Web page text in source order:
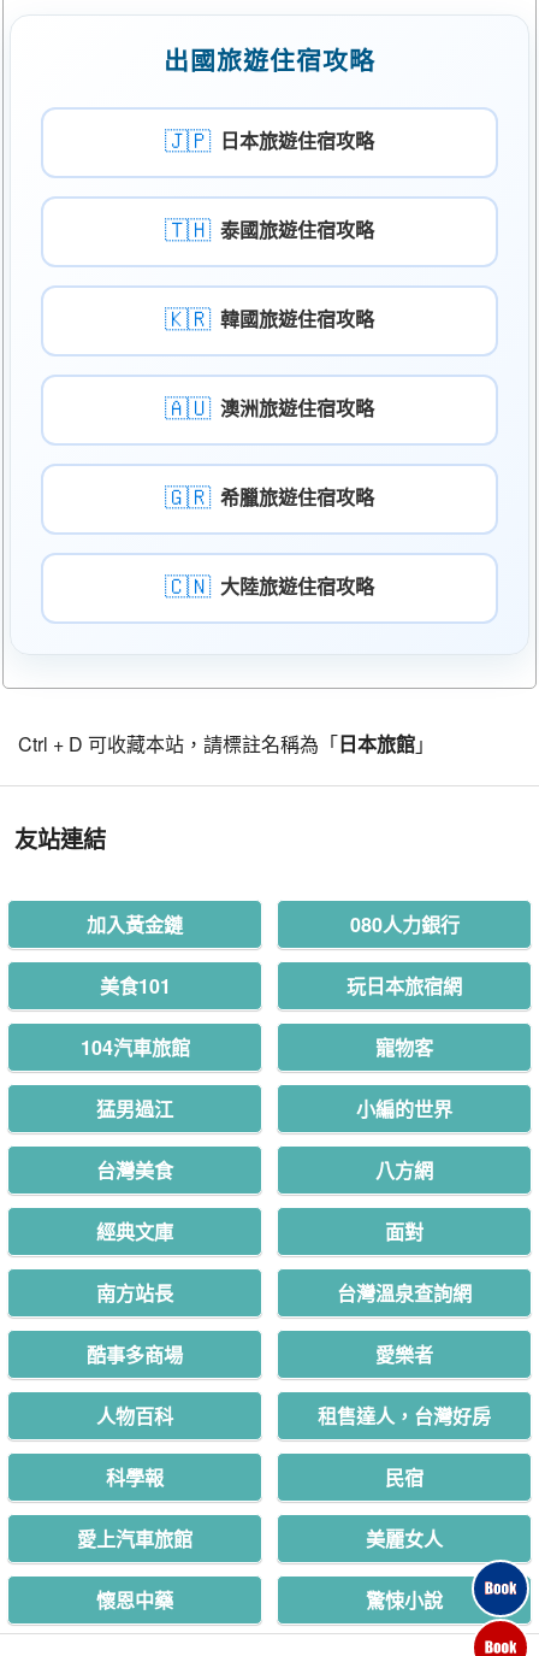
出國旅遊住宿攻略
🇯🇵 日本旅遊住宿攻略
🇹🇭 泰國旅遊住宿攻略
🇰🇷 韓國旅遊住宿攻略
🇦🇺 澳洲旅遊住宿攻略
🇬🇷 希臘旅遊住宿攻略
🇨🇳 大陸旅遊住宿攻略
Ctrl + D 可收藏本站，請標註名稱為「日本旅館」
友站連結
加入黃金鏈 080人力銀行
美食101 玩日本旅宿網
104汽車旅館 寵物客
猛男過江 小編的世界
台灣美食 八方網
經典文庫 面對
南方站長 台灣溫泉查詢網
酷事多商場 愛樂者
人物百科 租售達人，台灣好房
科學報 民宿
愛上汽車旅館 美麗女人
懷恩中藥 驚悚小說